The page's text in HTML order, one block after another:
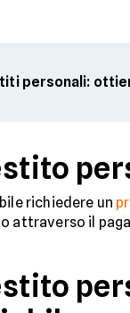
personali:
richiedere un
attraverso il